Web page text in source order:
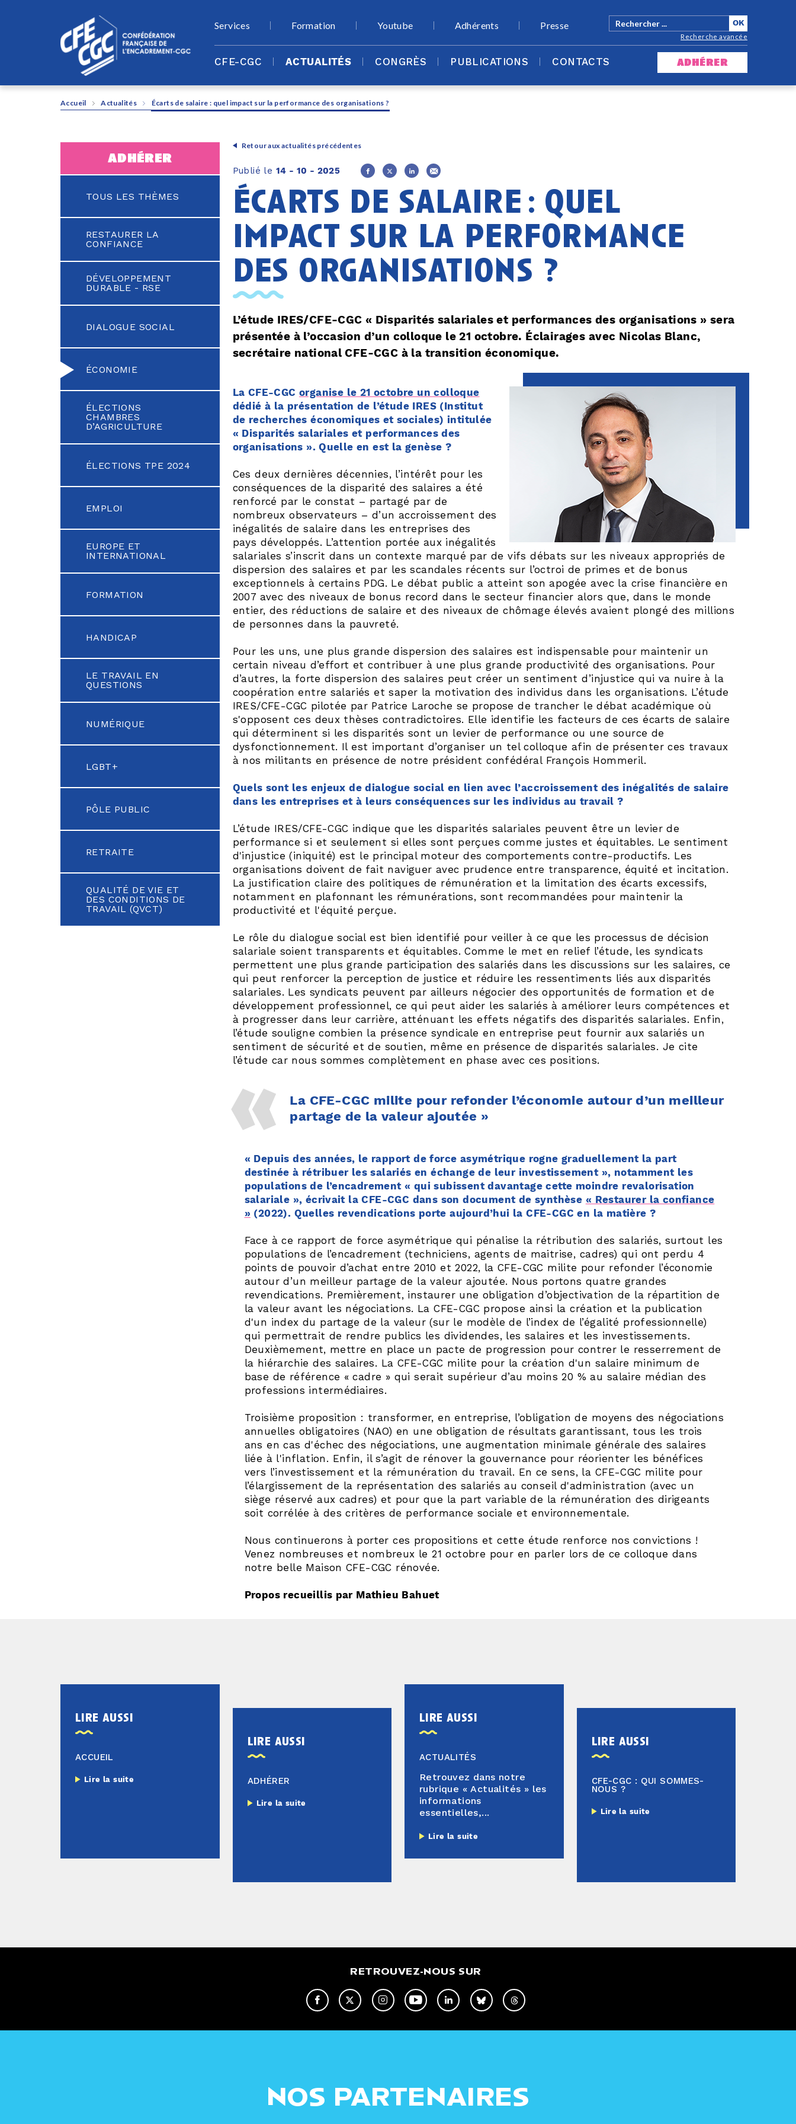
Recherche avancée
CFE-CGC ACTUALITÉS CONGRÈS PUBLICATIONS CONTACTS adhérer
Services Formation Youtube Adhérents Presse
Accueil Actualités Écarts de salaire : quel impact sur la performance des organisations ?
adhérer
TOUS LES THÈMES
RESTAURER LA
CONFIANCE
DÉVELOPPEMENT
DURABLE - RSE
DIALOGUE SOCIAL
ÉCONOMIE
ÉLECTIONS
CHAMBRES
D’AGRICULTURE
ÉLECTIONS TPE 2024
EMPLOI
EUROPE ET
INTERNATIONAL
FORMATION
HANDICAP
LE TRAVAIL EN
QUESTIONS
NUMÉRIQUE
LGBT+
PÔLE PUBLIC
RETRAITE
QUALITÉ DE VIE ET
DES CONDITIONS DE
TRAVAIL (QVCT)
Retour aux actualités précédentes
Publié le 14 - 10 - 2025
écarts de salaire : quel
impact sur la performance
des organisations ?
L’étude IRES/CFE-CGC « Disparités salariales et performances des organisations » sera
présentée à l’occasion d’un colloque le 21 octobre. Éclairages avec Nicolas Blanc,
secrétaire national CFE-CGC à la transition économique.
La CFE-CGC organise le 21 octobre un colloque
dédié à la présentation de l’étude IRES (Institut
de recherches économiques et sociales) intitulée
« Disparités salariales et performances des
organisations ». Quelle en est la genèse ?
Ces deux dernières décennies, l’intérêt pour les
conséquences de la disparité des salaires a été
renforcé par le constat – partagé par de
nombreux observateurs – d’un accroissement des
inégalités de salaire dans les entreprises des
pays développés. L’attention portée aux inégalités
salariales s’inscrit dans un contexte marqué par de vifs débats sur les niveaux appropriés de
dispersion des salaires et par les scandales récents sur l’octroi de primes et de bonus
exceptionnels à certains PDG. Le débat public a atteint son apogée avec la crise financière en
2007 avec des niveaux de bonus record dans le secteur financier alors que, dans le monde
entier, des réductions de salaire et des niveaux de chômage élevés avaient plongé des millions
de personnes dans la pauvreté.
Pour les uns, une plus grande dispersion des salaires est indispensable pour maintenir un
certain niveau d’effort et contribuer à une plus grande productivité des organisations. Pour
d’autres, la forte dispersion des salaires peut créer un sentiment d’injustice qui va nuire à la
coopération entre salariés et saper la motivation des individus dans les organisations. L’étude
IRES/CFE-CGC pilotée par Patrice Laroche se propose de trancher le débat académique où
s'opposent ces deux thèses contradictoires. Elle identifie les facteurs de ces écarts de salaire
qui déterminent si les disparités sont un levier de performance ou une source de
dysfonctionnement. Il est important d’organiser un tel colloque afin de présenter ces travaux
à nos militants en présence de notre président confédéral François Hommeril.
Quels sont les enjeux de dialogue social en lien avec l’accroissement des inégalités de salaire
dans les entreprises et à leurs conséquences sur les individus au travail ?
L’étude IRES/CFE-CGC indique que les disparités salariales peuvent être un levier de
performance si et seulement si elles sont perçues comme justes et équitables. Le sentiment
d'injustice (iniquité) est le principal moteur des comportements contre-productifs. Les
organisations doivent de fait naviguer avec prudence entre transparence, équité et incitation.
La justification claire des politiques de rémunération et la limitation des écarts excessifs,
notamment en plafonnant les rémunérations, sont recommandées pour maintenir la
productivité et l'équité perçue.
Le rôle du dialogue social est bien identifié pour veiller à ce que les processus de décision
salariale soient transparents et équitables. Comme le met en relief l’étude, les syndicats
permettent une plus grande participation des salariés dans les discussions sur les salaires, ce
qui peut renforcer la perception de justice et réduire les ressentiments liés aux disparités
salariales. Les syndicats peuvent par ailleurs négocier des opportunités de formation et de
développement professionnel, ce qui peut aider les salariés à améliorer leurs compétences et
à progresser dans leur carrière, atténuant les effets négatifs des disparités salariales. Enfin,
l’étude souligne combien la présence syndicale en entreprise peut fournir aux salariés un
sentiment de sécurité et de soutien, même en présence de disparités salariales. Je cite
l’étude car nous sommes complètement en phase avec ces positions.
La CFE-CGC milite pour refonder l’économie autour d’un meilleur
partage de la valeur ajoutée »
« Depuis des années, le rapport de force asymétrique rogne graduellement la part
destinée à rétribuer les salariés en échange de leur investissement », notamment les
populations de l’encadrement « qui subissent davantage cette moindre revalorisation
salariale », écrivait la CFE-CGC dans son document de synthèse « Restaurer la confiance
»(2022). Quelles revendications porte aujourd’hui la CFE-CGC en la matière ?
Face à ce rapport de force asymétrique qui pénalise la rétribution des salariés, surtout les
populations de l’encadrement (techniciens, agents de maitrise, cadres) qui ont perdu 4
points de pouvoir d’achat entre 2010 et 2022, la CFE-CGC milite pour refonder l’économie
autour d’un meilleur partage de la valeur ajoutée. Nous portons quatre grandes
revendications. Premièrement, instaurer une obligation d’objectivation de la répartition de
la valeur avant les négociations. La CFE-CGC propose ainsi la création et la publication
d'un index du partage de la valeur (sur le modèle de l’index de l’égalité professionnelle)
qui permettrait de rendre publics les dividendes, les salaires et les investissements.
Deuxièmement, mettre en place un pacte de progression pour contrer le resserrement de
la hiérarchie des salaires. La CFE-CGC milite pour la création d'un salaire minimum de
base de référence « cadre » qui serait supérieur d’au moins 20 % au salaire médian des
professions intermédiaires.
Troisième proposition : transformer, en entreprise, l’obligation de moyens des négociations
annuelles obligatoires (NAO) en une obligation de résultats garantissant, tous les trois
ans en cas d'échec des négociations, une augmentation minimale générale des salaires
liée à l'inflation. Enfin, il s’agit de rénover la gouvernance pour réorienter les bénéfices
vers l’investissement et la rémunération du travail. En ce sens, la CFE-CGC milite pour
l’élargissement de la représentation des salariés au conseil d'administration (avec un
siège réservé aux cadres) et pour que la part variable de la rémunération des dirigeants
soit corrélée à des critères de performance sociale et environnementale.
Nous continuerons à porter ces propositions et cette étude renforce nos convictions !
Venez nombreuses et nombreux le 21 octobre pour en parler lors de ce colloque dans
notre belle Maison CFE-CGC rénovée.
Propos recueillis par Mathieu Bahuet
lire aussi
ACCUEIL
Lire la suite
lire aussi
ADHÉRER
Lire la suite
lire aussi
ACTUALITÉS
Retrouvez dans notre
rubrique « Actualités » les
informations
essentielles,...
Lire la suite
lire aussi
CFE-CGC : QUI SOMMES-
NOUS ?
Lire la suite
RETROUVEZ-NOUS SUR
NOS PARTENAIRES